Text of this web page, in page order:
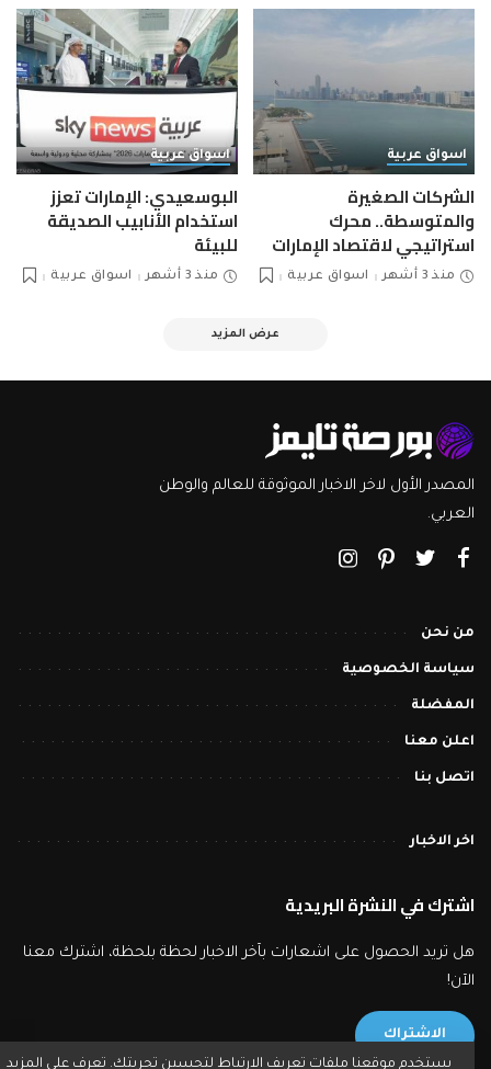
اسواق عربية
الشركات الصغيرة
والمتوسطة.. محرك
استراتيجي لاقتصاد الإمارات
منذ 3 أشهر اسواق عربية
اسواق عربية
البوسعيدي: الإمارات تعزز
استخدام الأنابيب الصديقة
للبيئة
منذ 3 أشهر اسواق عربية
عرض المزيد
المصدر الأول لاخر الاخبار الموثوقة للعالم والوطن
العربي.
من نحن
سياسة الخصوصية
المفضلة
اعلن معنا
اتصل بنا
اخر الاخبار
اشترك في النشرة البريدية
هل تريد الحصول على اشعارات بآخر الاخبار لحظة بلحظة، اشترك معنا
الآن!
الاشتراك
يستخدم موقعنا ملفات تعريف الارتباط لتحسين تجربتك. تعرف على المزيد